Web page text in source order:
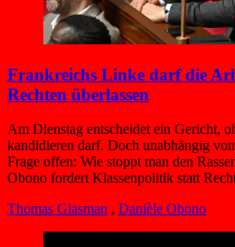
Frankreichs Linke darf die
Rechten überlassen
Am Dienstag entscheidet ein Gericht,
kandidieren darf. Doch unabhängig
Frage offen: Wie stoppt man den
Obono fordert Klassenpolitik statt
Thomas Glasman , Danièle Obono